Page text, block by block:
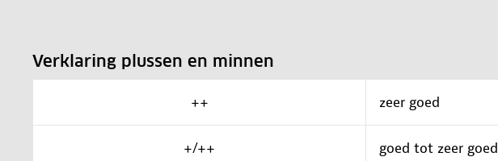
Verklaring plussen en minnen
++ zeer goed
+/++ goed tot zeer goed